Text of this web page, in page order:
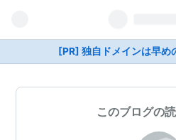
[PR] 独自ドメインは早め
このブログの